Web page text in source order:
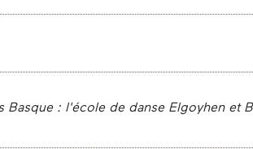
Basque : l'école de danse Elgoyhen et